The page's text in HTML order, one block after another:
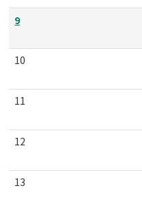
9
10
11
12
13